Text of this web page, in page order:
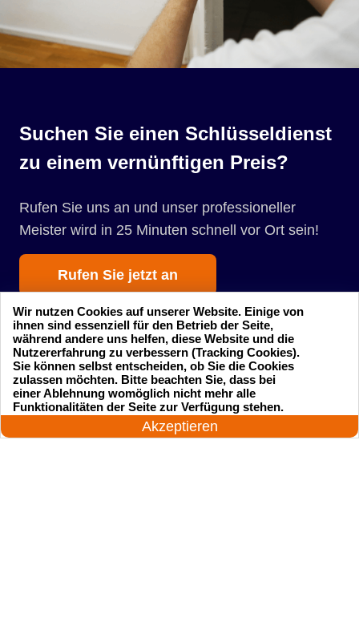
Suchen Sie einen Schlüsseldienst
zu einem vernünftigen Preis?
Rufen Sie uns an und unser professioneller
Meister wird in 25 Minuten schnell vor Ort sein!
Rufen Sie jetzt an
Startseite Einsatzgebiete
Preise
24 Stunden am Tag
Akzeptieren
Wir nutzen Cookies auf unserer Website. Einige von
ihnen sind essenziell für den Betrieb der Seite,
während andere uns helfen, diese Website und die
Nutzererfahrung zu verbessern (Tracking Cookies).
Sie können selbst entscheiden, ob Sie die Cookies
zulassen möchten. Bitte beachten Sie, dass bei
einer Ablehnung womöglich nicht mehr alle
Funktionalitäten der Seite zur Verfügung stehen.